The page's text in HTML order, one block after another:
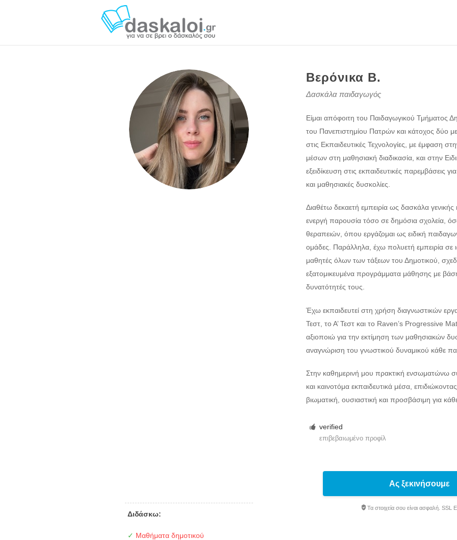
Βερόνικα Β.
Δασκάλα παιδαγωγός
Είμαι απόφοιτη του Παιδαγωγικού Τμήματος
του Πανεπιστημίου Πατρών και κάτοχος δύο
στις Εκπαιδευτικές Τεχνολογίες, με έμφαση
μέσων στη μαθησιακή διαδικασία, και στην
εξειδίκευση στις εκπαιδευτικές παρεμβάσεις
και μαθησιακές δυσκολίες.
Διαθέτω δεκαετή εμπειρία ως δασκάλα γενικής
ενεργή παρουσία τόσο σε δημόσια σχολεία,
θεραπειών, όπου εργάζομαι ως ειδική
ομάδες. Παράλληλα, έχω πολυετή εμπειρία σε
μαθητές όλων των τάξεων του Δημοτικού,
εξατομικευμένα προγράμματα μάθησης με βάση
δυνατότητές τους.
Έχω εκπαιδευτεί στη χρήση διαγνωστικών
Τεστ, το Α’ Τεστ και το Raven’s Progressive
αξιοποιώ για την εκτίμηση των μαθησιακών
αναγνώριση του γνωστικού δυναμικού κάθε
Στην καθημερινή μου πρακτική ενσωματώνω
και καινοτόμα εκπαιδευτικά μέσα,
βιωματική, ουσιαστική και προσβάσιμη για
verified
επιβεβαιωμένο προφίλ
Διδάσκω:
✓ Μαθήματα δημοτικού
Ας ξεκινήσουμε
Τα στοιχεία σου είναι ασφαλή. SSL